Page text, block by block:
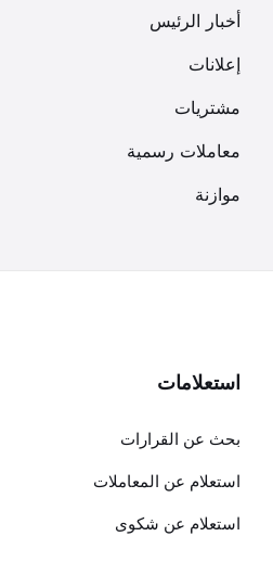
أخبار الرئيس
إعلانات
مشتريات
معاملات رسمية
موازنة
استعلامات
بحث عن القرارات
استعلام عن المعاملات
استعلام عن شكوى